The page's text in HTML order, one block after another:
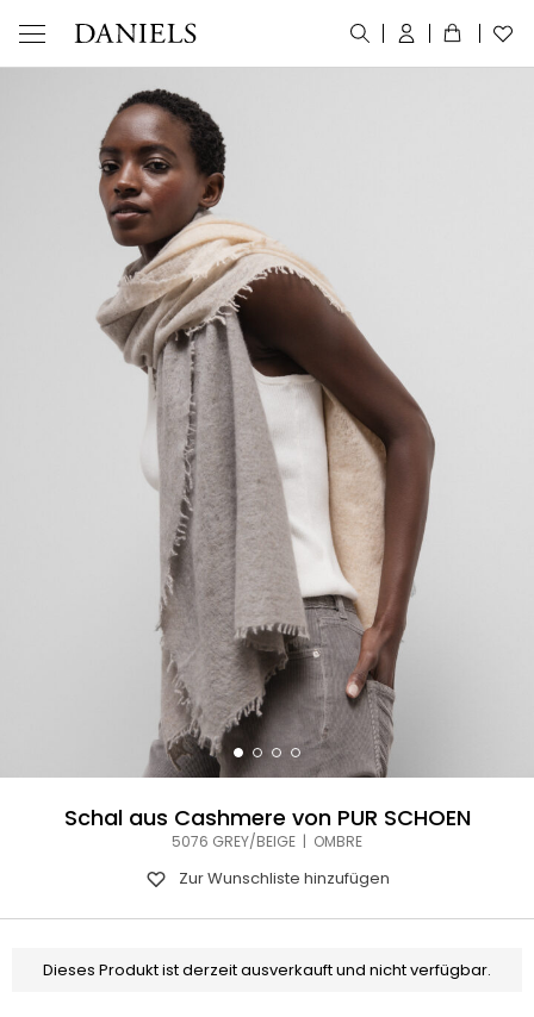
Schal aus Cashmere von PUR SCHOEN
5076 GREY/BEIGE | OMBRE
Zur Wunschliste hinzufügen
Dieses Produkt ist derzeit ausverkauft und nicht verfügbar.